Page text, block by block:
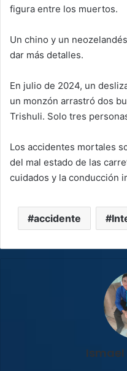
figura entre los muertos.
Un chino y un
dar más detalles.
En julio de 2024, un
un monzón arrastró dos
Trishuli. Solo tres
Los accidentes mortales
del mal estado de las
cuidados y la conducción
accidente
Ismael